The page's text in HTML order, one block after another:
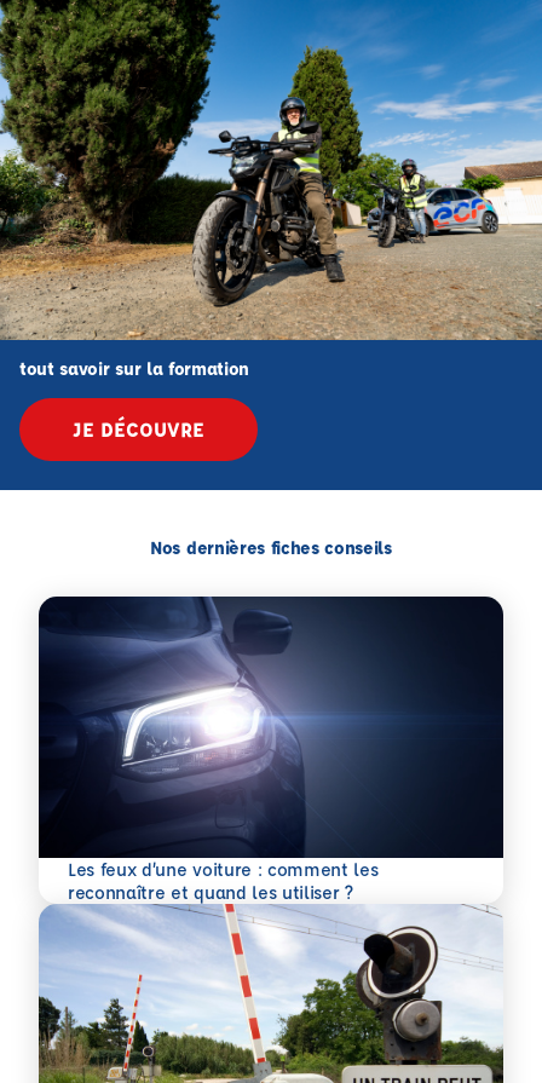
tout savoir sur la formation
JE DÉCOUVRE
Nos dernières fiches conseils
Les feux d’une voiture : comment les
reconnaître et quand les utiliser ?
En savoir plus